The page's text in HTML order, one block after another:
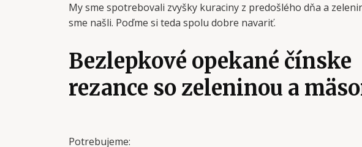
My sme spotrebovali zvyšky kuraciny z predošlého dňa a
sme našli. Poďme si teda spolu dobre navariť.
Bezlepkové opekané čínske
rezance so zeleninou a
Potrebujeme: